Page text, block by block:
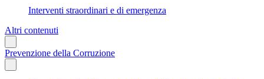
Interventi straordinari e di emergenza
Altri contenuti
Prevenzione della Corruzione